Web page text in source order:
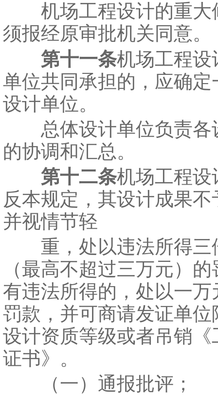
机场工程设计的重大
须报经原审批机关同意。
第十一条机场工程设
单位共同承担的，应确定
设计单位。
总体设计单位负责各
的协调和汇总。
第十二条机场工程设
反本规定，其设计成果不
并视情节轻
重，处以违法所得三
（最高不超过三万元）
有违法所得的，处以一万
罚款，并可商请发证单位
设计资质等级或者吊销《
证书》。
（一）通报批评；